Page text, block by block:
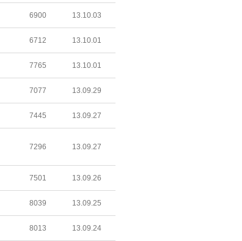
6900 13.10.03
6712 13.10.01
7765 13.10.01
7077 13.09.29
7445 13.09.27
7296 13.09.27
7501 13.09.26
8039 13.09.25
8013 13.09.24